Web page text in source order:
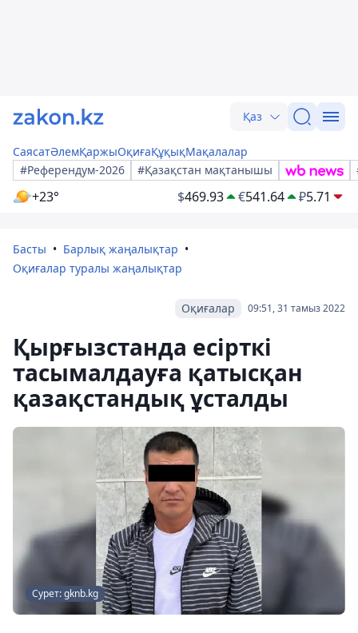
Қаз
СаясатӘлемҚаржыОқиғаҚұқықМақалалар
#Референдум-2026
#Қазақстан мақтанышы
+23° $469.93 €541.64 ₽5.71
Басты
Барлық жаңалықтар
Оқиғалар туралы жаңалықтар
09:51, 31 тамыз 2022
Оқиғалар
Қырғызстанда есірткі
тасымалдауға қатысқан
қазақстандық ұсталды
Сурет: gknb.kg